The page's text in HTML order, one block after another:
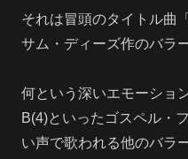
それは冒頭のタイトル曲
サム・ディーズ作のバラ
何という深いエモーショ
B(4)といったゴスペル・
い声で歌われる他のバラ